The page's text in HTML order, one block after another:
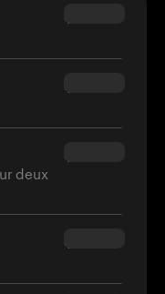
$69.90
$54.90
deux
$34.95
$160.00